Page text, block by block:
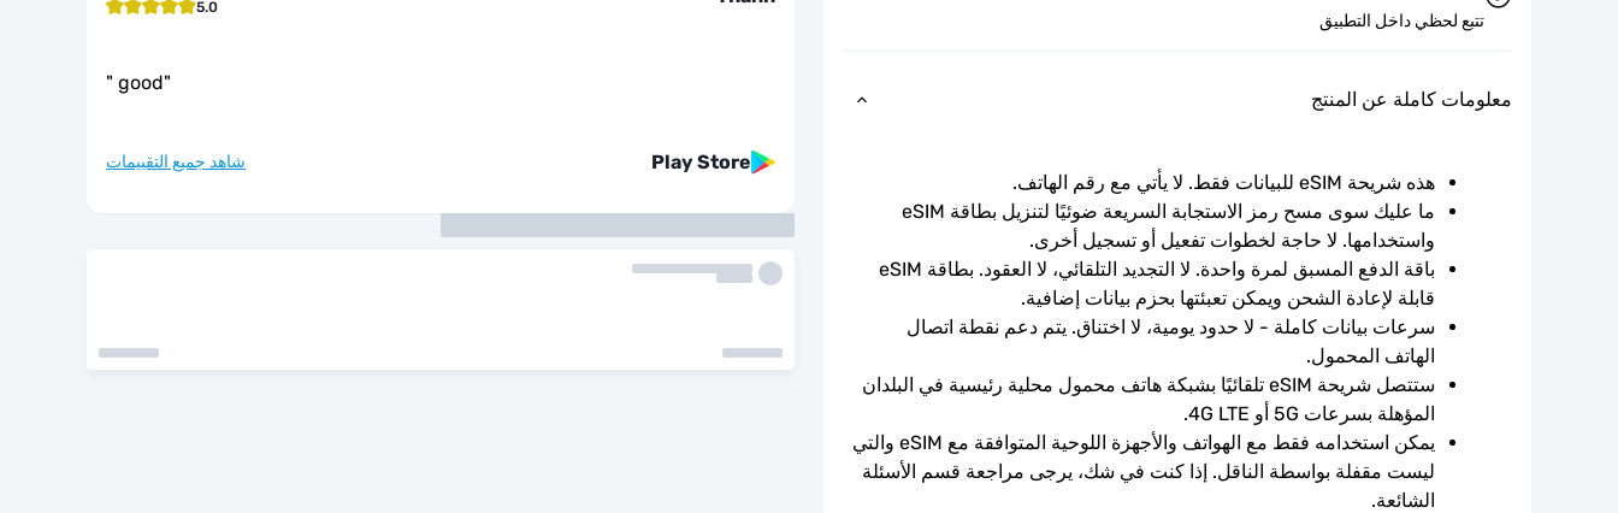
تتبع لحظي داخل التطبيق
معلومات كاملة عن المنتج
هذه شريحة eSIM للبيانات فقط. لا يأتي مع رقم الهاتف.
واستخدامها. لا حاجة لخطوات تفعيل أو تسجيل أخرى.
قابلة لإعادة الشحن ويمكن تعبئتها بحزم بيانات إضافية.
الهاتف المحمول.
المؤهلة بسرعات 5G أو 4G LTE.
الشائعة.
5.0
" good"
Play Store شاهد جميع التقييمات